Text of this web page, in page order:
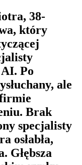
38-
który
AI. Po
ale
Brak
specjalisty
osłabła,
Głębsza